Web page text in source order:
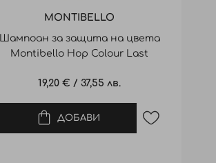
MONTIBELLO
Шампоан за защита на цвета
Montibello Hop Colour Last
19,20 € / 37,55 лв.
ДОБАВИ